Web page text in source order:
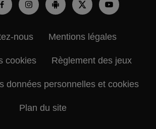
nous Mentions légales
cookies Règlement des jeux
données personnelles et cookies
Plan du site